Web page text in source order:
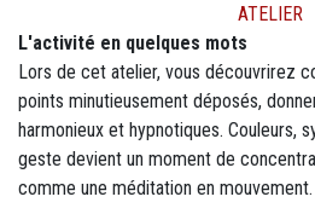
ATELIER
M12 - Texte (1)
L'activité en quelques mots
Lors de cet atelier, vous découvrirez
points minutieusement déposés,
harmonieux et hypnotiques. Couleurs,
geste devient un moment de
comme une méditation en mouvement.